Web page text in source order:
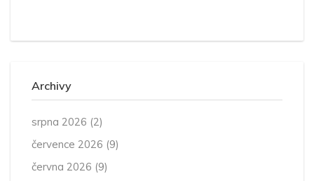
Archivy
srpna 2026 (2)
července 2026 (9)
června 2026 (9)